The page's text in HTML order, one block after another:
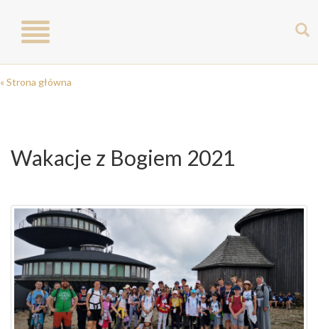
Toggle
navigation
« Strona główna
Wakacje z Bogiem 2021